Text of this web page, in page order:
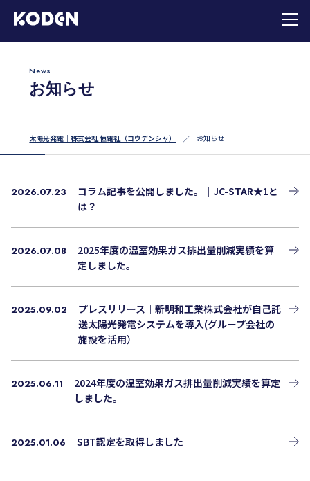
News
お知らせ
太陽光発電｜株式会社 恒電社（コウデンシャ） お知らせ
2026.07.23
コラム記事を公開しました。｜JC-STAR★1と
は？
2026.07.08
2025年度の温室効果ガス排出量削減実績を算
定しました。
2025.09.02
プレスリリース｜新明和工業株式会社が自己託
送太陽光発電システムを導入(グループ会社の
施設を活用）
2025.06.11
2024年度の温室効果ガス排出量削減実績を算定
しました。
2025.01.06 SBT認定を取得しました